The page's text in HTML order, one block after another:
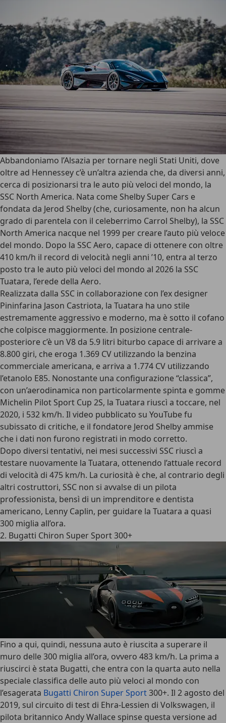
Abbandoniamo l’Alsazia per tornare negli Stati Uniti, dove
oltre ad Hennessey c’è un’altra azienda che, da diversi anni,
cerca di posizionarsi tra le auto più veloci del mondo, la
SSC North America. Nata come Shelby Super Cars e
fondata da Jerod Shelby (che, curiosamente, non ha alcun
grado di parentela con il celeberrimo Carrol Shelby), la SSC
North America nacque nel 1999 per creare l’auto più veloce
del mondo. Dopo la SSC Aero, capace di ottenere con oltre
410 km/h il record di velocità negli anni ’10, entra al terzo
posto tra le auto più veloci del mondo al 2026 la SSC
Tuatara, l’erede della Aero.
Realizzata dalla SSC in collaborazione con l’ex designer
Pininfarina Jason Castriota, la Tuatara ha uno stile
estremamente aggressivo e moderno, ma è sotto il cofano
che colpisce maggiormente. In posizione centrale-
posteriore c’è un V8 da 5.9 litri biturbo capace di arrivare a
8.800 giri, che eroga 1.369 CV utilizzando la benzina
commerciale americana, e arriva a 1.774 CV utilizzando
l’etanolo E85. Nonostante una configurazione “classica”,
con un’aerodinamica non particolarmente spinta e gomme
Michelin Pilot Sport Cup 2S, la Tuatara riuscì a toccare, nel
2020, i 532 km/h. Il video pubblicato su YouTube fu
subissato di critiche, e il fondatore Jerod Shelby ammise
che i dati non furono registrati in modo corretto.
Dopo diversi tentativi, nei mesi successivi SSC riuscì a
testare nuovamente la Tuatara, ottenendo l’attuale record
di velocità di 475 km/h. La curiosità è che, al contrario degli
altri costruttori, SSC non si avvalse di un pilota
professionista, bensì di un imprenditore e dentista
americano, Lenny Caplin, per guidare la Tuatara a quasi
300 miglia all’ora.
2. Bugatti Chiron Super Sport 300+
Fino a qui, quindi, nessuna auto è riuscita a superare il
muro delle300 miglia all’ora, ovvero 483 km/h. La prima a
riuscirci è stata Bugatti, che entra con la quarta auto nella
speciale classifica delle auto più veloci al mondo con
l’esagerata Bugatti Chiron Super Sport300+. Il 2 agosto del
2019, sul circuito di test di Ehra-Lessien di Volkswagen, il
pilota britannico Andy Wallace spinse questa versione ad